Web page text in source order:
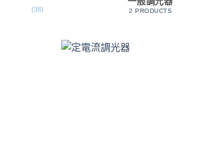
(38) 2 PRODUCTS